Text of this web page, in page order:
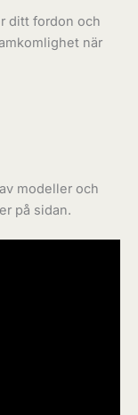
ditt fordon och
när
modeller och
på sidan.